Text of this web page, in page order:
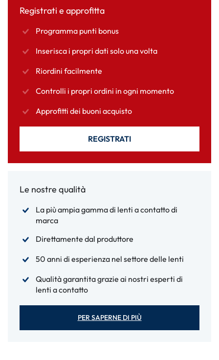
Registrati e approfitta
Programma punti bonus
Inserisca i propri dati solo una volta
Riordini facilmente
Controlli i propri ordini in ogni momento
Approfitti dei buoni acquisto
REGISTRATI
Le nostre qualità
La più ampia gamma di lenti a contatto di
marca
Direttamente dal produttore
50 anni di esperienza nel settore delle lenti
Qualità garantita grazie ai nostri esperti di
lenti a contatto
PER SAPERNE DI PIÙ